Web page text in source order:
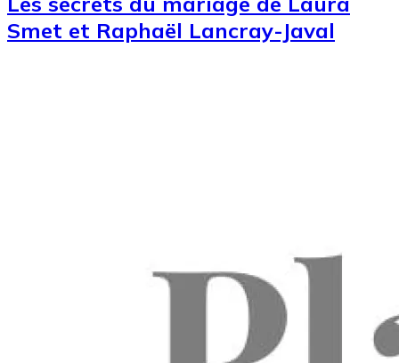
Smet et Raphaël Lancray-Javal